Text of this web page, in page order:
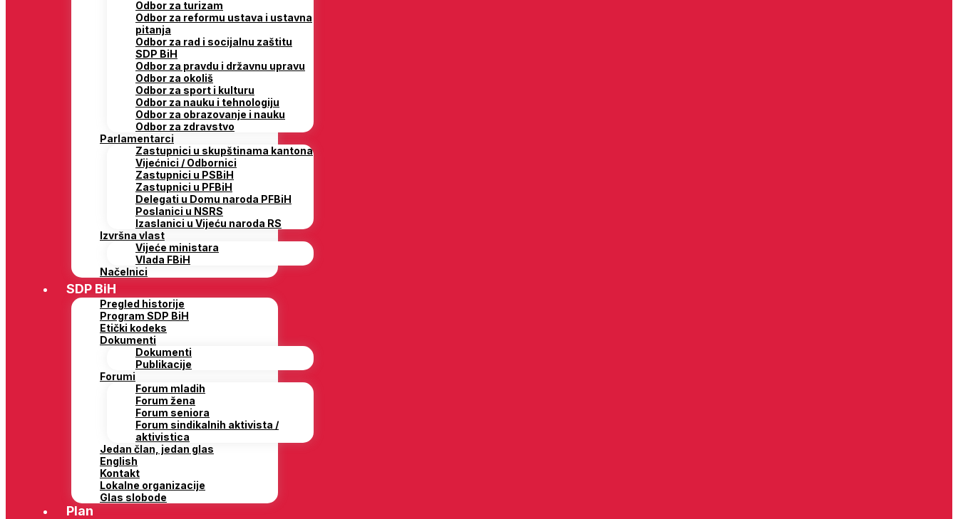
Odbor za turizam
Odbor za reformu ustava i ustavna
pitanja
Odbor za rad i socijalnu zaštitu
SDP BiH
Odbor za pravdu i državnu upravu
Odbor za okoliš
Odbor za sport i kulturu
Odbor za nauku i tehnologiju
Odbor za obrazovanje i nauku
Odbor za zdravstvo
Parlamentarci
Zastupnici u skupštinama kantona
Vijećnici / Odbornici
Zastupnici u PSBiH
Zastupnici u PFBiH
Delegati u Domu naroda PFBiH
Poslanici u NSRS
Izaslanici u Vijeću naroda RS
Izvršna vlast
Vijeće ministara
Vlada FBiH
Načelnici
SDP BiH
Pregled historije
Program SDP BiH
Etički kodeks
Dokumenti
Dokumenti
Publikacije
Forumi
Forum mladih
Forum žena
Forum seniora
Forum sindikalnih aktivista /
aktivistica
Jedan član, jedan glas
English
Kontakt
Lokalne organizacije
Glas slobode
Plan